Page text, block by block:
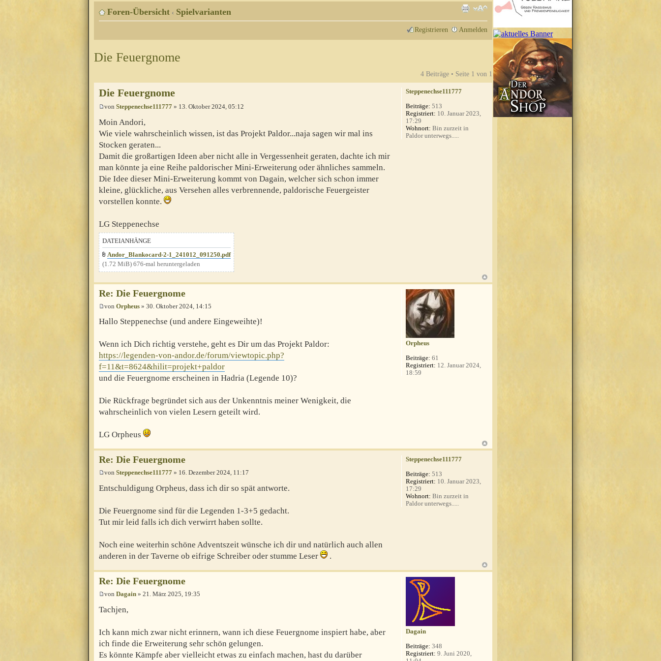
Foren-Übersicht ‹ Spielvarianten
Registrieren Anmelden
Die Feuergnome
4 Beiträge • Seite 1 von 1
Die Feuergnome
von Steppenechse111777 » 13. Oktober 2024, 05:12
Moin Andori,
Wie viele wahrscheinlich wissen, ist das Projekt Paldor...naja sagen wir mal ins
Stocken geraten...
Damit die großartigen Ideen aber nicht alle in Vergessenheit geraten, dachte ich mir
man könnte ja eine Reihe paldorischer Mini-Erweiterung oder ähnliches sammeln.
Die Idee dieser Mini-Erweiterung kommt von Dagain, welcher sich schon immer
kleine, glückliche, aus Versehen alles verbrennende, paldorische Feuergeister
vorstellen konnte.
LG Steppenechse
DATEIANHÄNGE
Andor_Blankocard-2-1_241012_091250.pdf
(1.72 MiB) 676-mal heruntergeladen
Steppenechse111777
Beiträge: 513
Registriert: 10. Januar 2023,
17:29
Wohnort: Bin zurzeit in
Paldor unterwegs.....
Re: Die Feuergnome
von Orpheus » 30. Oktober 2024, 14:15
Hallo Steppenechse (und andere Eingeweihte)!
Wenn ich Dich richtig verstehe, geht es Dir um das Projekt Paldor:
https://legenden-von-andor.de/forum/viewtopic.php?
f=11&t=8624&hilit=projekt+paldor
und die Feuergnome erscheinen in Hadria (Legende 10)?
Die Rückfrage begründet sich aus der Unkenntnis meiner Wenigkeit, die
wahrscheinlich von vielen Lesern geteilt wird.
LG Orpheus
Orpheus
Beiträge: 61
Registriert: 12. Januar 2024,
18:59
Re: Die Feuergnome
von Steppenechse111777 » 16. Dezember 2024, 11:17
Entschuldigung Orpheus, dass ich dir so spät antworte.
Die Feuergnome sind für die Legenden 1-3+5 gedacht.
Tut mir leid falls ich dich verwirrt haben sollte.
Noch eine weiterhin schöne Adventszeit wünsche ich dir und natürlich auch allen
anderen in der Taverne ob eifrige Schreiber oder stumme Leser
.
Steppenechse111777
Beiträge: 513
Registriert: 10. Januar 2023,
17:29
Wohnort: Bin zurzeit in
Paldor unterwegs.....
Re: Die Feuergnome
von Dagain » 21. März 2025, 19:35
Tachjen,
Ich kann mich zwar nicht erinnern, wann ich diese Feuergnome inspiert habe, aber
ich finde die Erweiterung sehr schön gelungen.
Es könnte Kämpfe aber vielleicht etwas zu einfach machen, hast du darüber
Dagain
Beiträge: 348
Registriert: 9. Juni 2020,